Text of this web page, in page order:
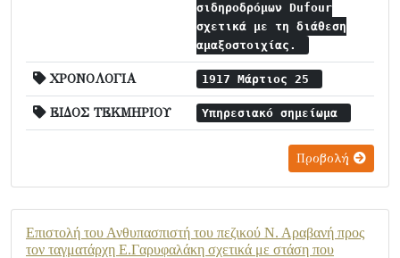
σιδηροδρόμων Dufour
σχετικά με τη διάθεση
αμαξοστοιχίας.
ΧΡΟΝΟΛΟΓΙΑ 1917 Μάρτιος 25
ΕΙΔΟΣ ΤΕΚΜΗΡΙΟΥ Υπηρεσιακό σημείωμα
Προβολή
Επιστολή του Ανθυπασπιστή του πεζικού Ν. Αραβανή προς
τον ταγματάρχη Ε.Γαρυφαλάκη σχετικά με στάση που